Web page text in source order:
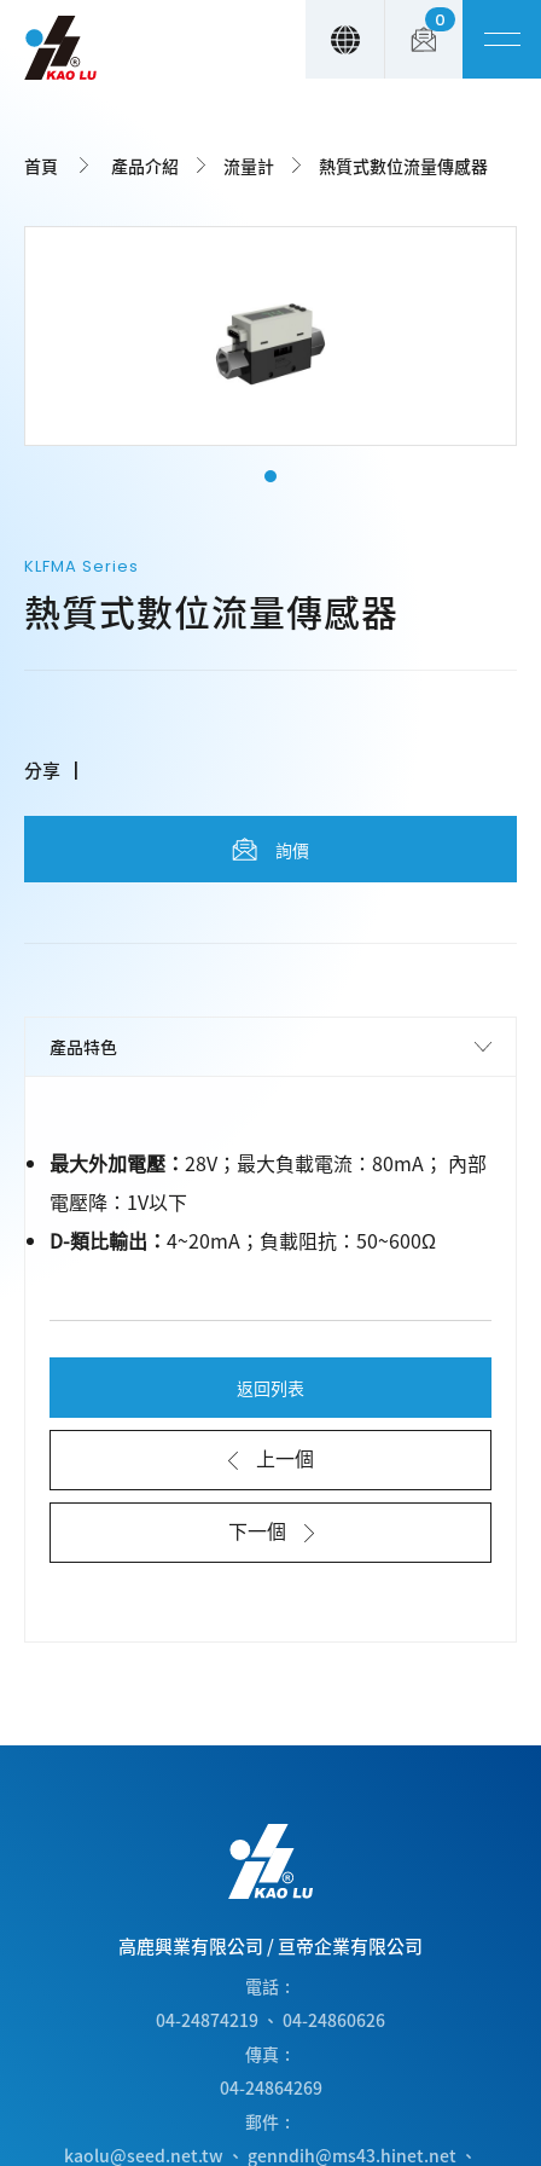
0
首頁 產品介紹 流量計 熱質式數位流量傳感器
KLFMA Series
熱質式數位流量傳感器
分享
詢價
最大外加電壓： 28V；最大負載電流：80mA； 內部
電壓降：1V以下
D-類比輸出： 4~20mA；負載阻抗：50~600Ω
上一個
返回列表
下一個
高鹿興業有限公司 /亘帝企業有限公司
電話
04-24874219 、 04-24860626
傳真
04-24864269
郵件
kaolu@seed.net.tw 、 genndih@ms43.hinet.net 、
Cookie管理面板